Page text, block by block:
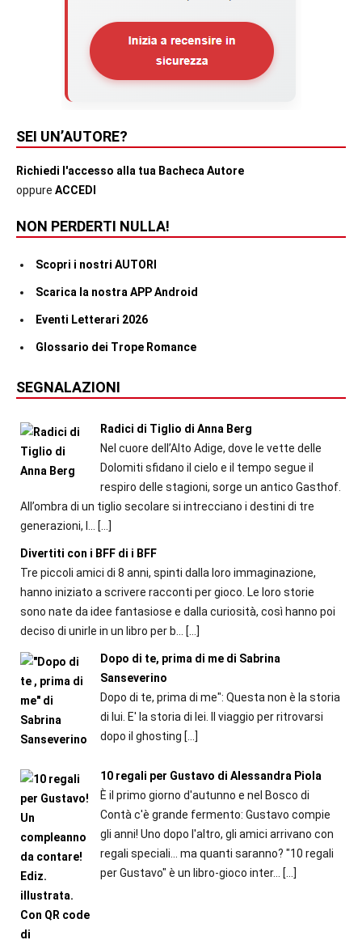
SEI UN’AUTORE?
Richiedi l'accesso alla tua Bacheca Autore
oppure ACCEDI
NON PERDERTI NULLA!
Scopri i nostri AUTORI
Scarica la nostra APP Android
Eventi Letterari 2026
Glossario dei Trope Romance
SEGNALAZIONI
Radici di Tiglio di Anna Berg
Nel cuore dell’Alto Adige, dove le vette delle
Dolomiti sfidano il cielo e il tempo segue il
respiro delle stagioni, sorge un antico Gasthof.
All’ombra di un tiglio secolare si intrecciano i destini di tre
generazioni, l...
[…]
Divertiti con i BFF di i BFF
Tre piccoli amici di 8 anni, spinti dalla loro immaginazione,
hanno iniziato a scrivere racconti per gioco. Le loro storie
sono nate da idee fantasiose e dalla curiosità, così hanno poi
deciso di unirle in un libro per b...
[…]
Dopo di te, prima di me di Sabrina
Sanseverino
Dopo di te, prima di me": Questa non è la storia
di lui. E' la storia di lei. Il viaggio per ritrovarsi
dopo il ghosting […]
10 regali per Gustavo di Alessandra Piola
È il primo giorno d'autunno e nel Bosco di
Contà c'è grande fermento: Gustavo compie
gli anni! Uno dopo l'altro, gli amici arrivano con
regali speciali... ma quanti saranno? "10 regali
per Gustavo" è un libro-gioco inter...
[…]